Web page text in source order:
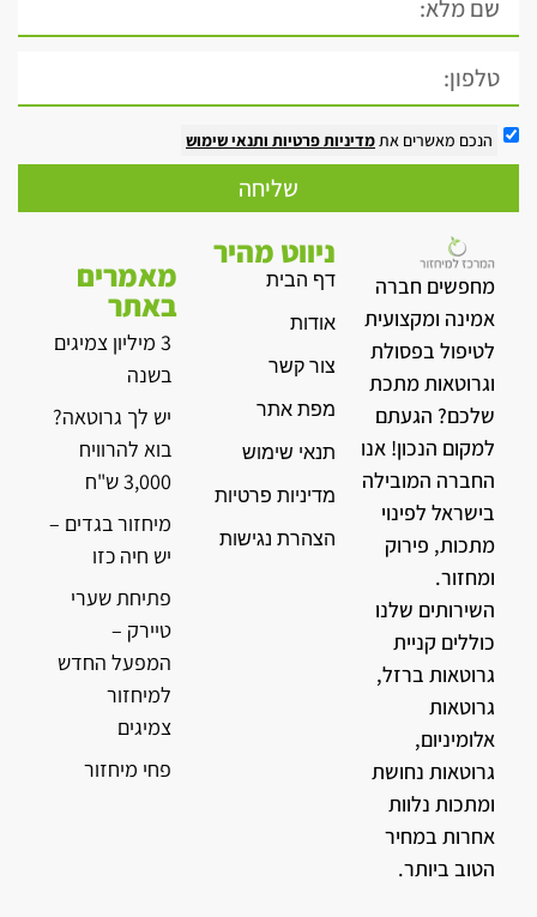
הנכם מאשרים אתמדיניות פרטיות ותנאי שימוש
שליחה
מחפשים חברה
אמינה ומקצועית
לטיפול בפסולת
וגרוטאות מתכת
שלכם? הגעתם
למקום הנכון! אנו
החברה המובילה
בישראל לפינוי
מתכות, פירוק
ומחזור.
השירותים שלנו
כוללים קניית
גרוטאות ברזל,
גרוטאות
אלומיניום,
גרוטאות נחושת
ומתכות נלוות
אחרות במחיר
הטוב ביותר.
ניווט מהיר
דף הבית
אודות
צור קשר
מפת אתר
תנאי שימוש
מדיניות פרטיות
הצהרת נגישות
מאמרים
באתר
3 מיליון צמיגים
בשנה
יש לך גרוטאה?
בוא להרוויח
3,000 ש"ח
מיחזור בגדים –
יש חיה כזו
פתיחת שערי
טיירק –
המפעל החדש
למיחזור
צמיגים
פחי מיחזור